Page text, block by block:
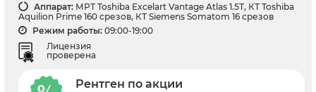
Аппарат: МРТ Toshiba Excelart Vantage Atlas 1.5Т, КТ Toshiba
Aquilion Prime 160 срезов, КТ Siemens Somatom 16 срезов
Режим работы: 09:00-19:00
Лицензия
проверена
Рентген по акции